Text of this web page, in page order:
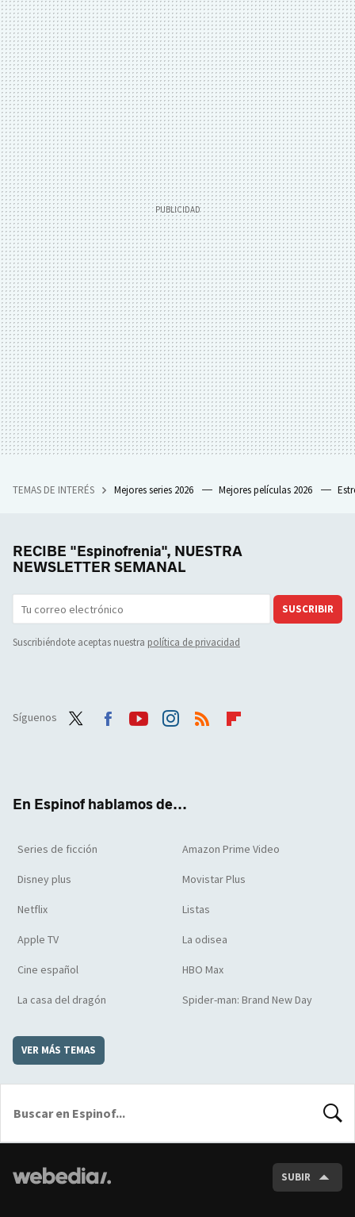
TEMAS DE INTERÉS Mejores series 2026 Mejores películas 2026
RECIBE "Espinofrenia", NUESTRA
NEWSLETTER SEMANAL
SUSCRIBIR
Suscribiéndote aceptas nuestra política de privacidad
Síguenos
En Espinof hablamos de...
Series de ficción Amazon Prime Video
Disney plus Movistar Plus
Netflix Listas
Apple TV La odisea
Cine español HBO Max
La casa del dragón Spider-man: Brand New Day
VER MÁS TEMAS
SUBIR